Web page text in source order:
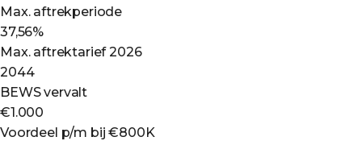
Max. aftrekperiode
37,56%
Max. aftrektarief 2026
2044
BEWS vervalt
€1.000
Voordeel p/m bij €800K